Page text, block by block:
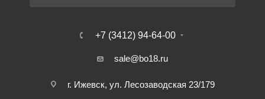
+7 (3412) 94-64-00
sale@bo18.ru
г. Ижевск, ул. Лесозаводская 23/179